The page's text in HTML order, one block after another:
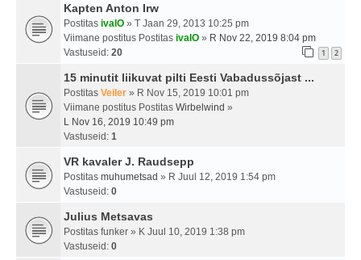
Kapten Anton Irw
Postitas ivalO » T Jaan 29, 2013 10:25 pm
Viimane postitus Postitas ivalO » R Nov 22, 2019 8:04 pm
Vastuseid: 20 1 2
15 minutit liikuvat pilti Eesti Vabadussõjast ...
Postitas Veiler » R Nov 15, 2019 10:01 pm
Viimane postitus Postitas Wirbelwind »
L Nov 16, 2019 10:49 pm
Vastuseid: 1
VR kavaler J. Raudsepp
Postitas muhumetsad » R Juul 12, 2019 1:54 pm
Vastuseid: 0
Julius Metsavas
Postitas funker » K Juul 10, 2019 1:38 pm
Vastuseid: 0